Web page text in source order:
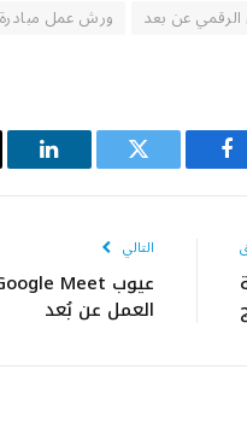
عن بعد
ورش عمل
فيسبوك تويتر
التالي
العمل عن بُعد